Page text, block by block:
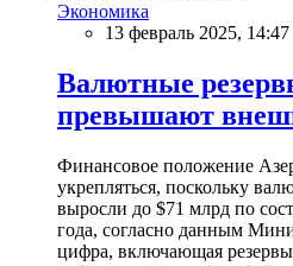
Экономика
13 февраль 2025, 14:47
Валютные
превышают
Финансовое положение
укрепляться, поскольку
выросли до $71 млрд по
года, согласно данным
цифра, включающая резервы